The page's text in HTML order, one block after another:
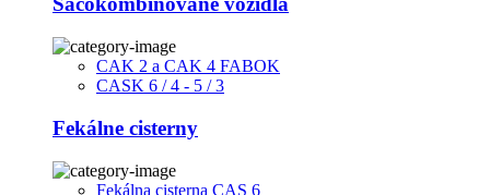
CAK 2 a CAK 4 FABOK
CASK 6 / 4 - 5 / 3
Fekálne cisterny
Fekálna cisterna CAS 6